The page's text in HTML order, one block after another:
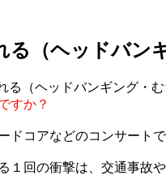
る（ヘッドバン
る（ヘッドバンギング・
すか？
ドコアなどのコンサート
１回の衝撃は、交通事故